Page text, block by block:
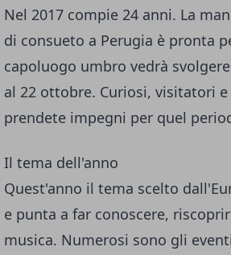
Nel 2017 compie 24 anni. La
di consueto a Perugia è pronta
capoluogo umbro vedrà
al 22 ottobre. Curiosi, visitatori
prendete impegni per quel
Il tema dell'anno
Quest'anno il tema scelto
e punta a far conoscere,
musica. Numerosi sono gli